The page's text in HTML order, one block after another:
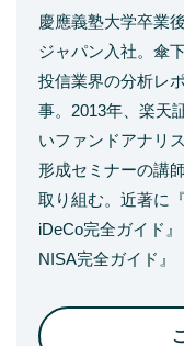
慶應義塾大学卒業
ジャパン入社。傘
投信業界の分析レ
事。2013年、楽天
いファンドアナリ
形成セミナーの講
取り組む。近著に
iDeCo完全ガイド
NISA完全ガイド』